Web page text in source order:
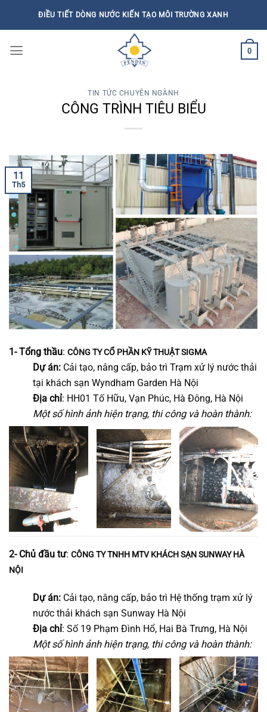
dung
ĐIỀU TIẾT DÒNG NƯỚC KIẾN TẠO MÔI TRƯỜNG XANH
0
TIN TỨC CHUYÊN NGÀNH
CÔNG TRÌNH TIÊU BIỂU
11
Th5
1-Tổng thầu: CÔNG TY CỔ PHẦN KỸ THUẬT SIGMA
Dự án: Cải tạo, nâng cấp, bảo trì Trạm xử lý nước thải
tại khách sạn Wyndham Garden Hà Nội
Địa chỉ: HH01 Tố Hữu, Vạn Phúc, Hà Đông, Hà Nội
Một số hình ảnh hiện trạng, thi công và hoàn thành:
2- Chủ đầu tư: CÔNG TY TNHH MTV KHÁCH SẠN SUNWAY HÀ
NỘI
Dự án: Cải tạo, nâng cấp, bảo trì Hệ thống trạm xử lý
nước thải khách sạn Sunway Hà Nội
Địa chỉ: Số 19 Phạm Đình Hổ, Hai Bà Trưng, Hà Nội
Một số hình ảnh hiện trạng, thi công và hoàn thành: